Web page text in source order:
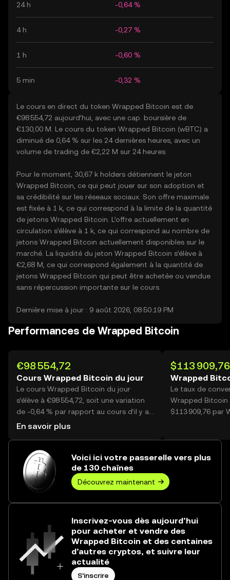
24 h -0,64 %
4 h -0,27 %
1 h -0,60 %
5 min -0,32 %
Le cours en direct du token Wrapped Bitcoin est de
€98 554,72 aujourd’hui, avec une cap. boursière de
€130,00 M. Le cours du token Wrapped Bitcoin (wBTC) a
diminué de 0,64 % sur les 24 dernières heures, avec un
volume de trading de €2,22 M sur 24 heures.
Pour le moment, 30,67 k holders détiennent le jeton
Wrapped Bitcoin, ce qui peut jouer sur son adoption et
sa crédibilité sur les réseaux sociaux. Son offre maximale
est fixée à 1 k, ce qui correspond à la limite de la quantité
de jetons Wrapped Bitcoin. L’offre actuellement en
circulation s’élève à 1 k, ce qui correspond au nombre de
jetons Wrapped Bitcoin actuellement disponibles sur le
marché. La liquidité du jeton Wrapped Bitcoin s’élève à
€2,68 M, ce qui correspond également à la quantité de
jetons Wrapped Bitcoin qui peut être achetée ou vendue
sans répercussion importante sur le cours.
Dernière mise à jour : 9 août 2026, 08:50:19 PM
Performances de Wrapped Bitcoin
€98 554,72
Cours Wrapped Bitcoin du jour
Le cours Wrapped Bitcoin du jour
s’élève à €98 554,72, soit une variation
de -0,64 % par rapport au cours d’il y a
24 heures. Sur OKX, le volume de
En savoir plus
$113 909,76
Wrapped
Le taux de
Wrapped Bitcoin
$113 909,76 par
Voici ici votre passerelle vers plus
de 130 chaînes
Découvrez maintenant
Inscrivez-vous dès aujourd’hui
pour acheter et vendre des
Wrapped Bitcoin et des centaines
d’autres cryptos, et suivre leur
actualité
S’inscrire